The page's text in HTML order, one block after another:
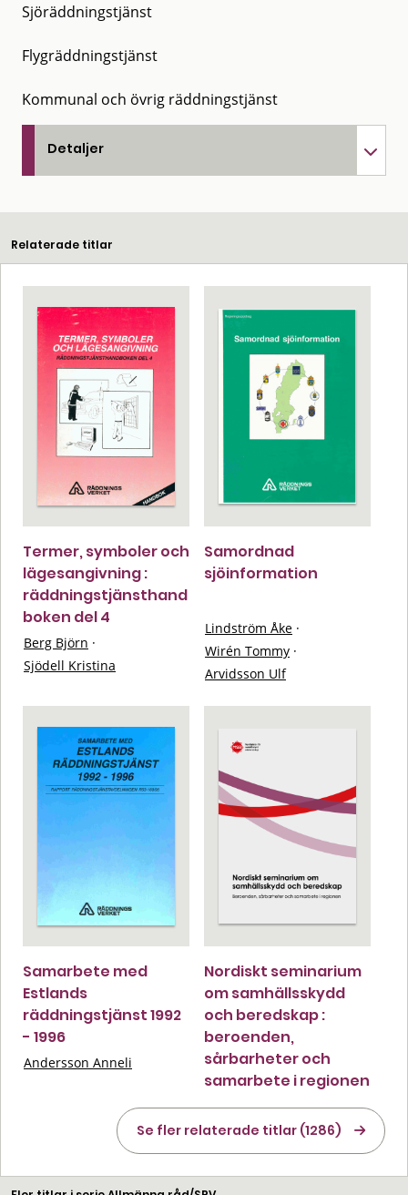
Sjöräddningstjänst
Flygräddningstjänst
Kommunal och övrig räddningstjänst
Detaljer
Relaterade titlar
Termer, symboler och
lägesangivning :
räddningstjänsthand
boken del 4
Berg Björn ·
Sjödell Kristina
Samordnad
sjöinformation
Lindström Åke ·
Wirén Tommy ·
Arvidsson Ulf
Samarbete med
Estlands
räddningstjänst 1992
- 1996
Andersson Anneli
Nordiskt seminarium
om samhällsskydd
och beredskap :
beroenden,
sårbarheter och
samarbete i regionen
Se fler relaterade titlar (1286)